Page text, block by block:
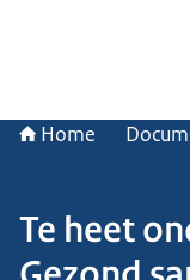
Home
Te heet